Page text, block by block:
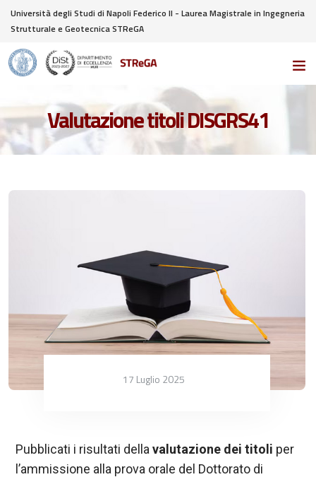
Università degli Studi di Napoli Federico II - Laurea Magistrale in Ingegneria
Strutturale e Geotecnica STReGA
Valutazione titoli DISGRS41
17 Luglio 2025
Pubblicati i risultati della valutazione dei titoli per
l’ammissione alla prova orale del Dottorato di